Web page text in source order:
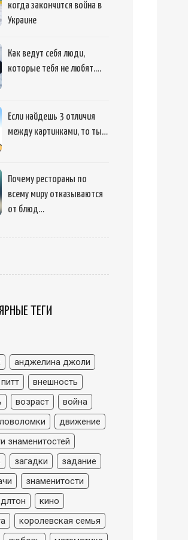
когда закончится война в
Украине
Как ведут себя люди,
которые тебя не любят.…
Если найдешь 3 отличия
между картинками, то ты…
Почему рестораны по
всему миру отказываются
от блюд…
ТЕГИ
анджелина джоли
внешность
возраст
война
движение
знаменитостей
загадки
задание
знаменитости
кино
королевская семья